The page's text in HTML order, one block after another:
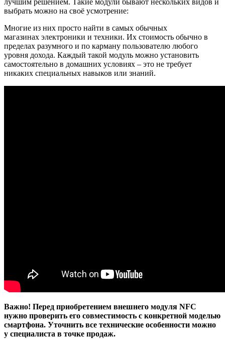
лучшим решением. Такие модули бывают нескольких видов и
выбрать можно на своё усмотрение:
Многие из них просто найти в самых обычных
магазинах электроники и техники. Их стоимость обычно в
пределах разумного и по карману пользователю любого
уровня дохода. Каждый такой модуль можно установить
самостоятельно в домашних условиях – это не требует
никаких специальных навыков или знаний.
Важно! Перед приобретением внешнего модуля NFC
нужно проверить его совместимость с конкретной моделью
смартфона. Уточнить все технические особенности можно
у специалиста в точке продаж.